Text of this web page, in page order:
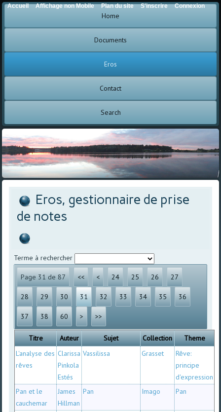
Home
Documents
Eros
Contact
Search
Eros, gestionnaire de prise
de notes
Terme à rechercher
Page 31 de 87 << < 24 25 26 27
28 29 30 31 32 33 34 35 36
37 38 60 > >>
Titre Auteur Sujet Collection
Theme
L'analyse des
rêves
Clarissa
Pinkola
Estés
Vassilissa Grasset
Rêve:
principe
d'expression
Pan et le
cauchemar
James
Hillman
Pan Imago Pan
Accueil Affichage non Mobile Plan du site S'inscrire Connexion